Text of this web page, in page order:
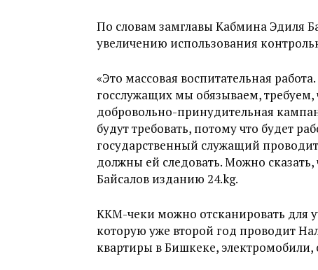
По словам замглавы Кабмина Эдиля
увеличению использования
«Это массовая воспитательная
госслужащих мы обязываем, требуем,
добровольно-принудительная
будут требовать, потому что будет
государственный служащий
должны ей следовать. Можно сказать,
Байсалов изданию 24.kg.
ККМ-чеки можно отсканировать для
которую уже второй год проводит
квартиры в Бишкеке,